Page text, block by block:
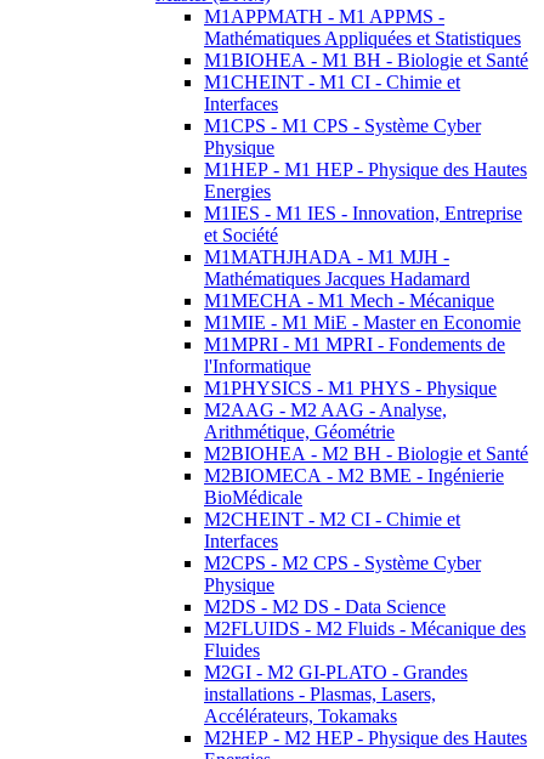
M1APPMATH - M1 APPMS -
Mathématiques Appliquées et Statistiques
M1BIOHEA - M1 BH - Biologie et Santé
M1CHEINT - M1 CI - Chimie et
Interfaces
M1CPS - M1 CPS - Système Cyber
Physique
M1HEP - M1 HEP - Physique des Hautes
Energies
M1IES - M1 IES - Innovation, Entreprise
et Société
M1MATHJHADA - M1 MJH -
Mathématiques Jacques Hadamard
M1MECHA - M1 Mech - Mécanique
M1MIE - M1 MiE - Master en Economie
M1MPRI - M1 MPRI - Fondements de
l'Informatique
M1PHYSICS - M1 PHYS - Physique
M2AAG - M2 AAG - Analyse,
Arithmétique, Géométrie
M2BIOHEA - M2 BH - Biologie et Santé
M2BIOMECA - M2 BME - Ingénierie
BioMédicale
M2CHEINT - M2 CI - Chimie et
Interfaces
M2CPS - M2 CPS - Système Cyber
Physique
M2DS - M2 DS - Data Science
M2FLUIDS - M2 Fluids - Mécanique des
Fluides
M2GI - M2 GI-PLATO - Grandes
installations - Plasmas, Lasers,
Accélérateurs, Tokamaks
M2HEP - M2 HEP - Physique des Hautes